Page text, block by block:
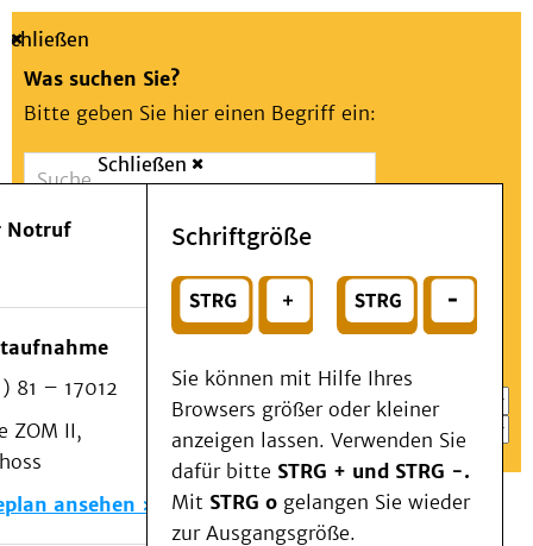
Suche
Schließen
Was suchen Sie?
Bitte geben Sie hier einen Begriff ein:
Suchen
oder
Wählen Sie ein Thema für Ihren Schnelleinstieg
Notfall
Schließen
Notruf
81 – 17012
ZOM II,
ansehen
Schriftgröße
Sie können mit Hilfe Ihres
Browsers größer oder kleiner
anzeigen lassen. Verwenden Sie
dafür bitte STRG + und STRG -.
Mit STRG o gelangen Sie wieder
zur Ausgangsgröße.
Menü
Patienten & Besucher
Kliniken/Institute/Zentren
Als Patient am UKD
Beratung und Unterstützung
Veranstaltungen
Kommunikation im Medizinwesen (KIM)
Notfall
Forschung & Lehre